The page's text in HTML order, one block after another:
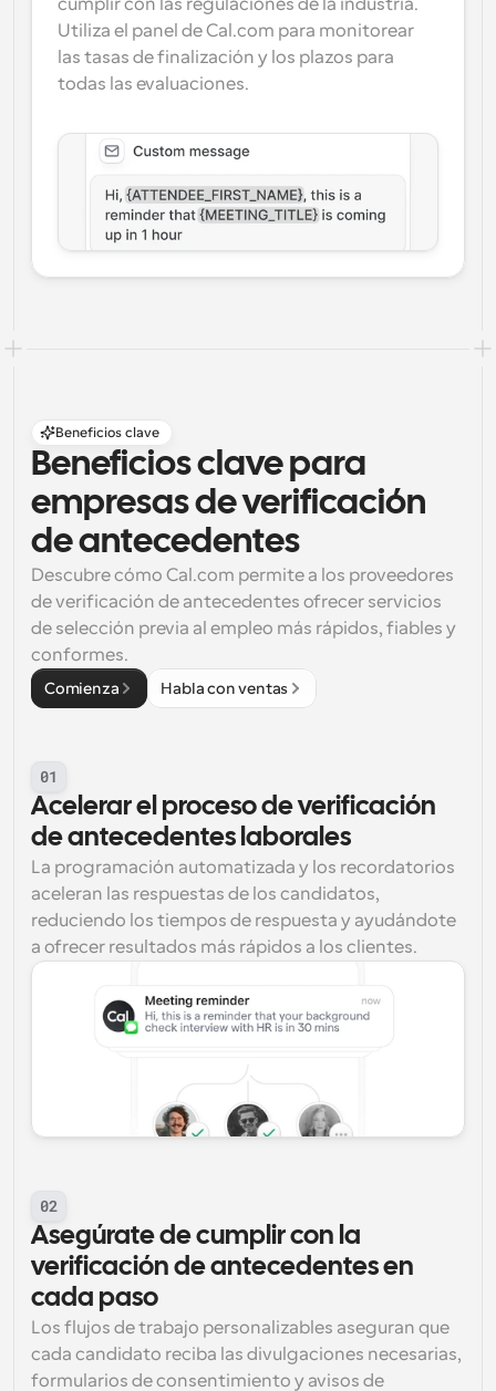
cumplir con las regulaciones de la industria.
Utiliza el panel de Cal.com para monitorear
las tasas de finalización y los plazos para
todas las evaluaciones.
Beneficios clave
Beneficios clave para
empresas de verificación
de antecedentes
Descubre cómo Cal.com permite a los proveedores
de verificación de antecedentes ofrecer servicios
de selección previa al empleo más rápidos, fiables y
conformes.
Comienza Habla con ventas
01
Acelerar el proceso de verificación
de antecedentes laborales
La programación automatizada y los recordatorios
aceleran las respuestas de los candidatos,
reduciendo los tiempos de respuesta y ayudándote
a ofrecer resultados más rápidos a los clientes.
02
Asegúrate de cumplir con la
verificación de antecedentes en
cada paso
Los flujos de trabajo personalizables aseguran que
cada candidato reciba las divulgaciones necesarias,
formularios de consentimiento y avisos de